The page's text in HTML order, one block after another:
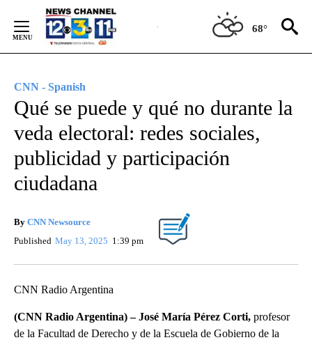
Content
68°
CNN - Spanish
Qué se puede y qué no durante la
veda electoral: redes sociales,
publicidad y participación
ciudadana
By CNN Newsource
Published May 13, 2025 1:39 pm
CNN Radio Argentina
(CNN Radio Argentina) – José María Pérez Corti, profesor
de la Facultad de Derecho y de la Escuela de Gobierno de la